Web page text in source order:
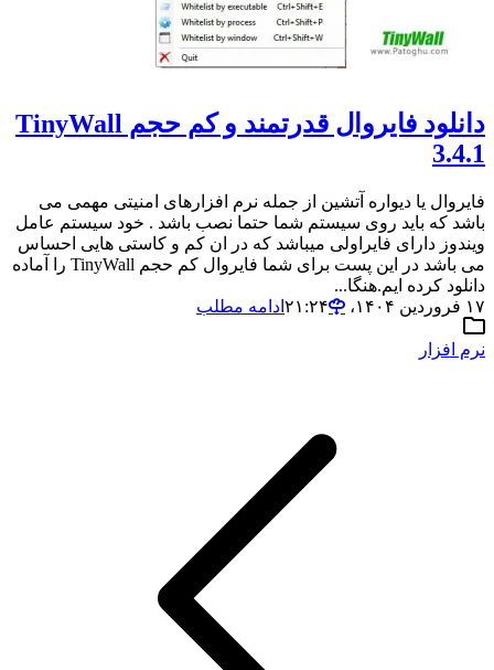
دانلود فایروال قدرتمند و کم حجم TinyWall
3.4.1
فایروال یا دیواره آتشین از جمله نرم افزارهای امنیتی مهمی می
باشد که باید روی سیستم شما حتما نصب باشد . خود سیستم عامل
ویندوز دارای فایراولی میباشد که در ان کم و کاستی هایی احساس
می باشد در این پست برای شما فایروال کم حجم TinyWall را آماده
دانلود کرده ایم.هنگا...
۱۷ فروردین ۱۴۰۴،‏ ۲۱:۲۴
ادامه مطلب
نرم افزار